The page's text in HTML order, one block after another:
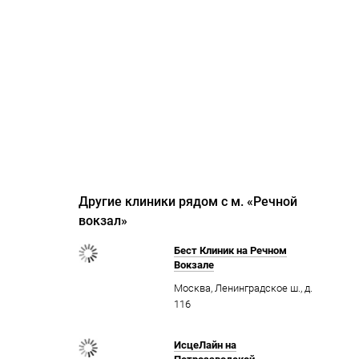
Другие клиники рядом с м. «Речной
вокзал»
Бест Клиник на Речном
Вокзале
Москва, Ленинградское ш., д.
116
ИсцеЛайн на